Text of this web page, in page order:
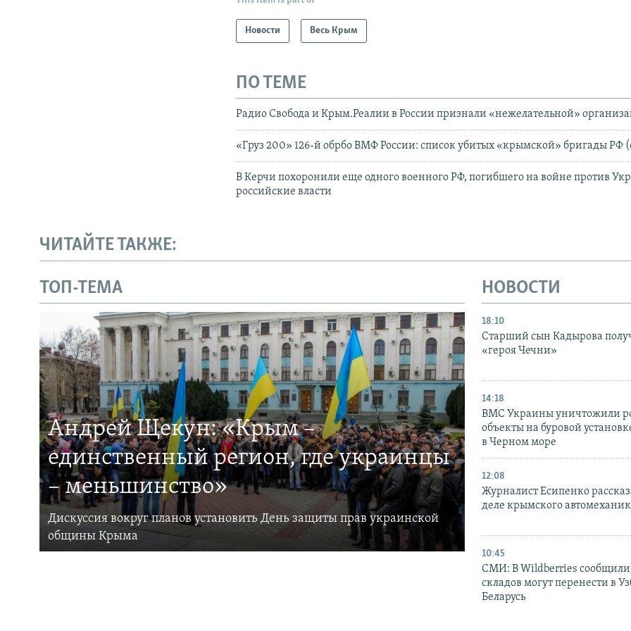
Новости Весь Крым
ПО ТЕМЕ
Радио Свобода и Крым.Реалии в России признали «нежелательной»
«‎Груз 200» 126-й обрбо ВМФ России: список убитых «‎крымской» бригады РФ
В Керчи похоронили еще одного военного РФ, погибшего на войне против
российские власти
ЧИТАЙТЕ ТАКЖЕ:
ТОП-ТЕМА
Андрей Щекун: «Крым –
единственный регион, где украинцы
– меньшинство»
Дискуссия вокруг планов установить День защиты прав украинской
общины Крыма
НОВОСТИ
18:10
Старший сын Кадырова
«героя Чечни»
14:18
ВМС Украины уничтожили
объекты на буровой
в Черном море
12:08
Журналист Есипенко
деле крымского
10:45
СМИ: В Wildberries сообщили,
складов могут перенести в
Беларусь